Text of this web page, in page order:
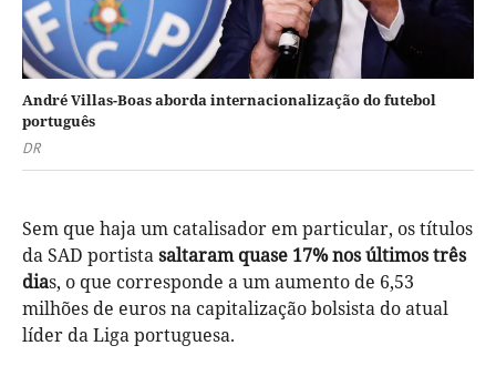
André Villas-Boas aborda internacionalização do futebol
português
DR
Sem que haja um catalisador em particular, os títulos
da SAD portistasaltaram quase 17% nos últimos três
dias, o que corresponde a um aumento de 6,53
milhões de euros na capitalização bolsista do atual
líder da Liga portuguesa.